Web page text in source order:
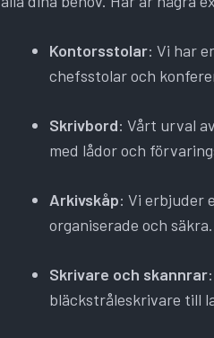
Kontorsstolar: Vi har
chefsstolar och
Skrivbord: Vårt urval
med lådor och
Arkivskåp: Vi erbjuder
organiserade och säkra.
Skrivare och skannrar
bläckstråleskrivare till